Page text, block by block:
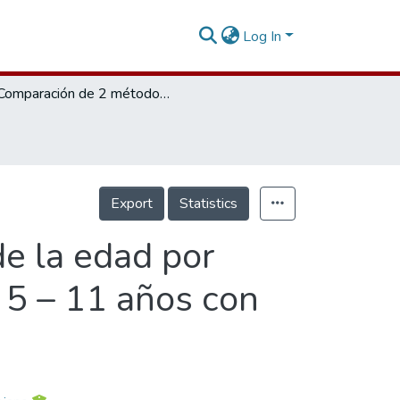
Log In
Comparación de 2 métodos de estimación de la edad por medio de radiografías dentales en niños de 5 – 11 años con dentición mixta en clínicas de UNICOC
Export Statistics
la edad por
– 11 años con